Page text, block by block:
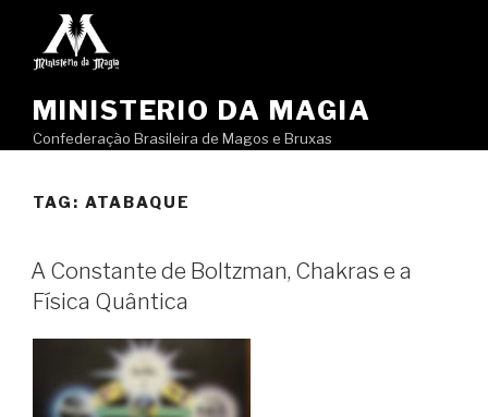
MINISTERIO DA MAGIA
Confederação Brasileira de Magos e Bruxas
TAG: ATABAQUE
A Constante de Boltzman, Chakras e a
Física Quântica